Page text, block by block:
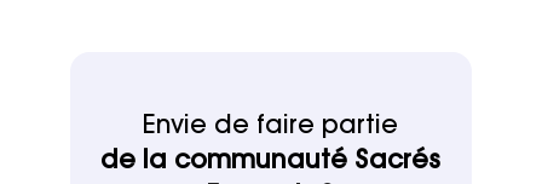
Envie de faire partie
de la communauté Sacrés